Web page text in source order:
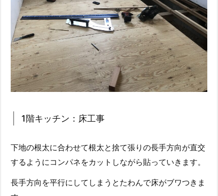
1階キッチン：床工事
下地の根太に合わせて根太と捨て張りの長手方向が直交
するようにコンパネをカットしながら貼っていきます。
長手方向を平行にしてしまうとたわんで床がブワつきま